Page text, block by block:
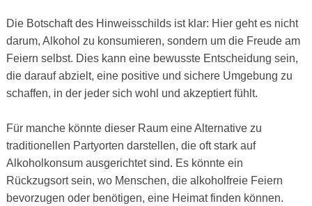
Die Botschaft des Hinweisschilds ist klar: Hier geht es nicht
darum, Alkohol zu konsumieren, sondern um die Freude am
Feiern selbst. Dies kann eine bewusste Entscheidung sein,
die darauf abzielt, eine positive und sichere Umgebung zu
schaffen, in der jeder sich wohl und akzeptiert fühlt.
Für manche könnte dieser Raum eine Alternative zu
traditionellen Partyorten darstellen, die oft stark auf
Alkoholkonsum ausgerichtet sind. Es könnte ein
Rückzugsort sein, wo Menschen, die alkoholfreie Feiern
bevorzugen oder benötigen, eine Heimat finden können.